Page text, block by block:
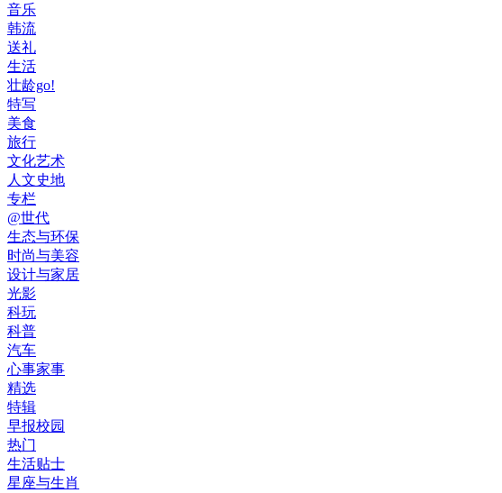
音乐
韩流
送礼
生活
壮龄go!
特写
美食
旅行
文化艺术
人文史地
专栏
@世代
生态与环保
时尚与美容
设计与家居
光影
科玩
科普
汽车
心事家事
精选
特辑
早报校园
热门
生活贴士
星座与生肖